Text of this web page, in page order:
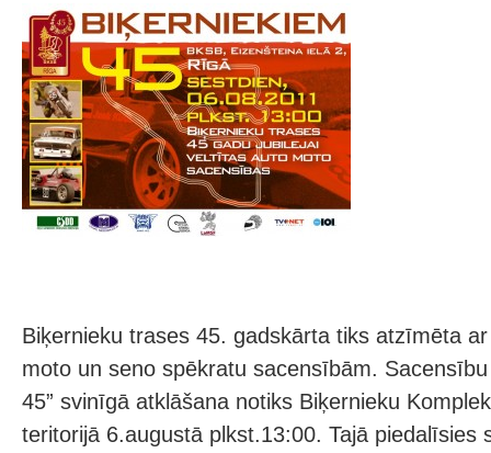
Biķernieku trases 45. gadskārta tiks atzīmēta
moto un seno spēkratu sacensībām.
45” svinīgā atklāšana notiks Biķernieku
teritorijā 6.augustā plkst.13:00. Tajā piedalīsies